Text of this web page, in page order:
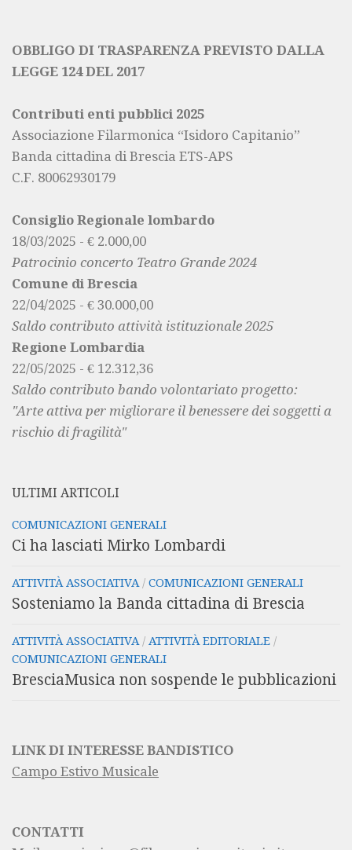
OBBLIGO DI TRASPARENZA PREVISTO DALLA
LEGGE 124 DEL 2017
Contributi enti pubblici 2025
Associazione Filarmonica “Isidoro Capitanio”
Banda cittadina di Brescia ETS-APS
C.F. 80062930179
Consiglio Regionale lombardo
18/03/2025 - € 2.000,00
Patrocinio concerto Teatro Grande 2024
Comune di Brescia
22/04/2025 - € 30.000,00
Saldo contributo attività istituzionale 2025
Regione Lombardia
22/05/2025 - € 12.312,36
Saldo contributo bando volontariato progetto:
"Arte attiva per migliorare il benessere dei soggetti a
rischio di fragilità"
ULTIMI ARTICOLI
COMUNICAZIONI GENERALI
Ci ha lasciati Mirko Lombardi
ATTIVITÀ ASSOCIATIVA/ COMUNICAZIONI GENERALI
Sosteniamo la Banda cittadina di Brescia
ATTIVITÀ ASSOCIATIVA/ ATTIVITÀ EDITORIALE /
COMUNICAZIONI GENERALI
BresciaMusica non sospende le pubblicazioni
LINK DI INTERESSE BANDISTICO
Campo Estivo Musicale
CONTATTI